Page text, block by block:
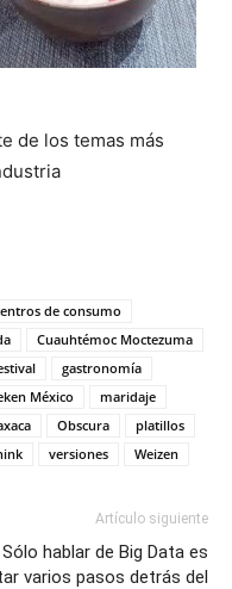
de los temas más
de consumo
Cuauhtémoc Moctezuma
gastronomía
México
maridaje
Obscura
platillos
versiones Weizen
Artículo siguiente
Sólo hablar de Big Data es
varios pasos detrás del